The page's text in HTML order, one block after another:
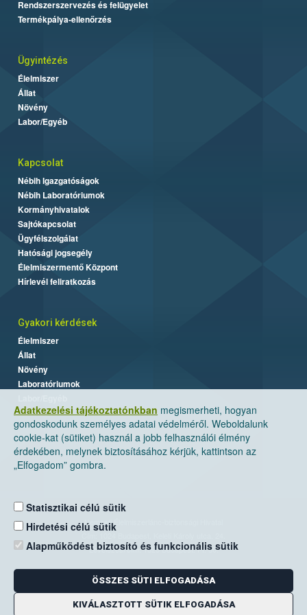
Adatkezelési tájékoztatónkban megismerheti, hogyan
gondoskodunk személyes adatai védelméről. Weboldalunk
cookie-kat (sütiket) használ a jobb felhasználói élmény
érdekében, melynek biztosításához kérjük, kattintson az
„Elfogadom” gombra.
Statisztikai célú sütik
Hirdetési célú sütik
Alapműködést biztosító és funkcionális sütik
ÖSSZES SÜTI ELFOGADÁSA
KIVÁLASZTOTT SÜTIK ELFOGADÁSA
Rendszerszervezés és felügyelet
Termékpálya-ellenőrzés
Ügyintézés
Élelmiszer
Állat
Növény
Labor/Egyéb
Kapcsolat
Nébih Igazgatóságok
Nébih Laboratóriumok
Kormányhivatalok
Sajtókapcsolat
Ügyfélszolgálat
Hatósági jogsegély
Élelmiszermentő Központ
Hírlevél feliratkozás
Gyakori kérdések
Élelmiszer
Állat
Növény
Laboratóriumok
Nemzeti Élelmiszerlánc-biztonsági Hivatal
Levelezési cím: 1525 Budapest. Pf. 30.
E-mail:ugyfelszolgalat@nebih.gov.hu
Zöld szám: 06-80/263-244